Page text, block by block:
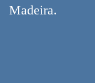
Madeira.